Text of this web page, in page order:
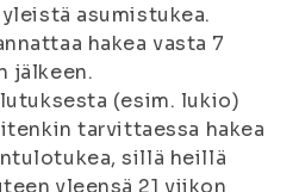
asumistukea.
hakea vasta 7
jälkeen.
(esim. lukio)
tarvittaessa hakea
sillä heillä
yleensä 21 viikon